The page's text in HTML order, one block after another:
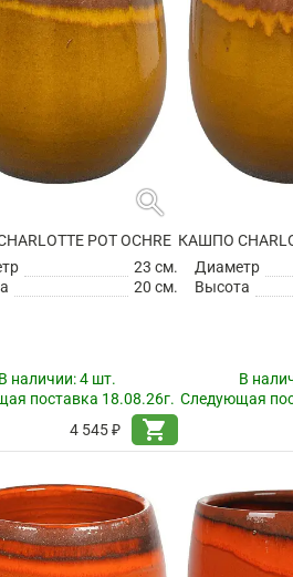
search
POT OCHRE
23 см.
20 см.
наличии:4 шт.
поставка 18.08.26г.
4 545 ₽
shopping_cart
КАШПО
Диаметр
Высота
В
Следующая